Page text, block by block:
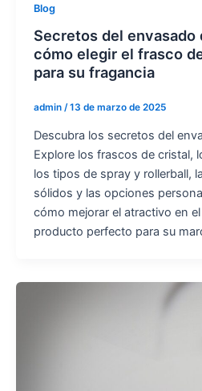
Blog
Secretos del envasado
cómo elegir el frasco
para su fragancia
admin /13 de marzo de 2025
Descubra los secretos del
Explore los frascos de cristal,
los tipos de spray y rollerball,
sólidos y las opciones
cómo mejorar el atractivo en
producto perfecto para su